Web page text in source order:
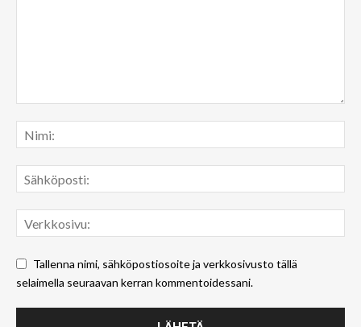
Tallenna nimi, sähköpostiosoite ja verkkosivusto tällä
selaimella seuraavan kerran kommentoidessani.